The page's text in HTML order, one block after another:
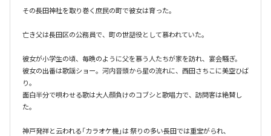
その長田神社を取り巻く庶民の町で彼女は育った。
亡き父は長田区の公務員で、町の世話役として慕われていた。
彼女が小学生の頃、毎晩のように父を慕う人たちが家を訪れ、宴会騒ぎ。
彼女の出番は歌謡ショー。河内音頭から星の流れに、西田さちこに美空ひば
り。
面白半分で唄わせる歌は大人顔負けのコブシと歌唱力で、訪問客は絶賛し
た。
神戸発祥と云われる「カラオケ機｣は 祭りの多い長田では重宝がられ、